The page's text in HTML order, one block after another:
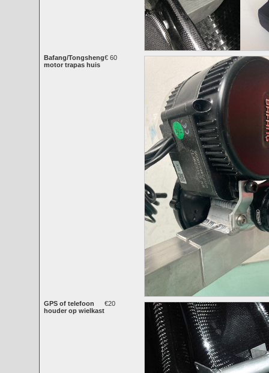
Bafang/Tongsheng
motor trapas huis
€ 60
GPS of telefoon
houder op wielkast
€20